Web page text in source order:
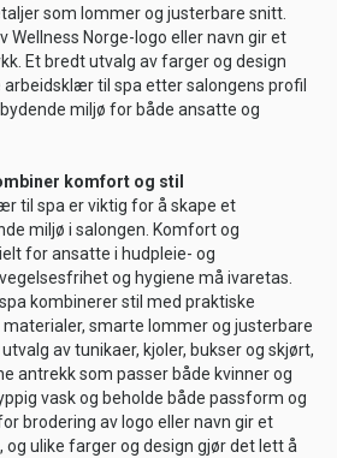
som lommer og justerbare snitt.
Wellness Norge-logo eller navn gir et
Et bredt utvalg av farger og design
til spa etter salongens profil
miljø for både ansatte og
komfort og stil
til spa er viktig for å skape et
miljø i salongen. Komfort og
for ansatte i hudpleie- og
og hygiene må ivaretas.
kombinerer stil med praktiske
smarte lommer og justerbare
av tunikaer, kjoler, bukser og skjørt,
antrekk som passer både kvinner og
vask og beholde både passform og
brodering av logo eller navn gir et
ulike farger og design gjør det lett å